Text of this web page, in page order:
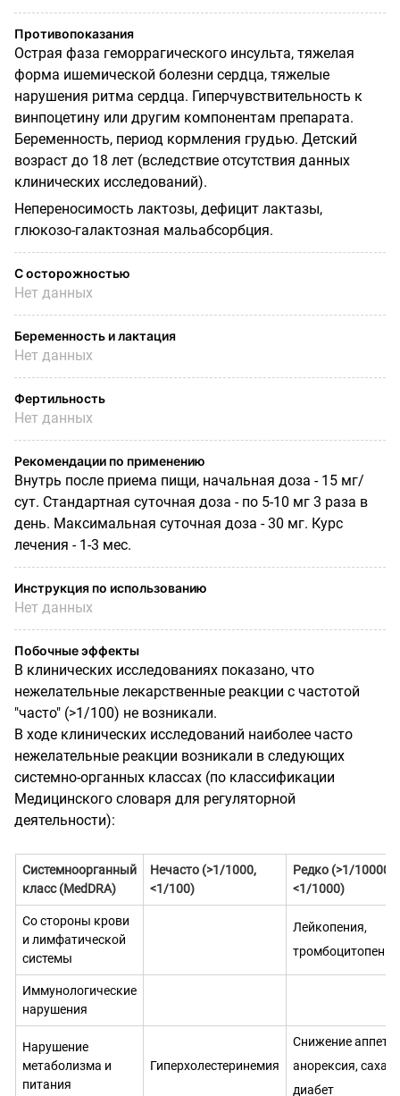
Противопоказания
Острая фаза геморрагического инсульта, тяжелая
форма ишемической болезни сердца, тяжелые
нарушения ритма сердца. Гиперчувствительность к
винпоцетину или другим компонентам препарата.
Беременность, период кормления грудью. Детский
возраст до 18 лет (вследствие отсутствия данных
клинических исследований).
Непереносимость лактозы, дефицит лактазы,
глюкозо-галактозная мальабсорбция.
С осторожностью
Нет данных
Беременность и лактация
Нет данных
Фертильность
Нет данных
Рекомендации по применению
Внутрь после приема пищи, начальная доза - 15 мг/
сут. Стандартная суточная доза - по 5-10 мг 3 раза в
день. Максимальная суточная доза - 30 мг. Курс
лечения - 1-3 мес.
Инструкция по использованию
Нет данных
Побочные эффекты
В клинических исследованиях показано, что
нежелательные лекарственные реакции с частотой
"часто" (>1/100) не возникали.
В ходе клинических исследований наиболее часто
нежелательные реакции возникали в следующих
системно-органных классах (по классификации
Медицинского словаря для регуляторной
деятельности):
Системноорганный
класс(MedDRA)
Нечасто (>1/1000,
<1/100)
Редко (>1/10000,
<1/1000)
Со стороны крови
и лимфатичес­кой
системы
Лейкопе­ния,
тромбоцитопения
Иммунологи­ческие
нарушения
Нарушение
метаболизма и
питания
Гиперхолестеринемия
Снижение
анорексия,
диабет